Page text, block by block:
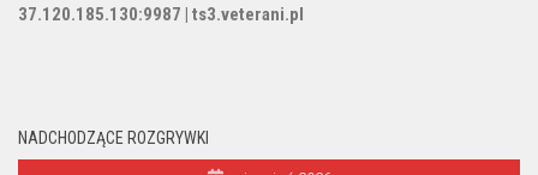
37.120.185.130:9987 | ts3.veterani.pl
NADCHODZĄCE ROZGRYWKI